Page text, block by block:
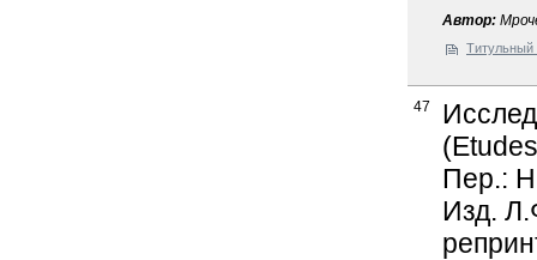
Автор:
Титульный
47
Пер.:
Изд.